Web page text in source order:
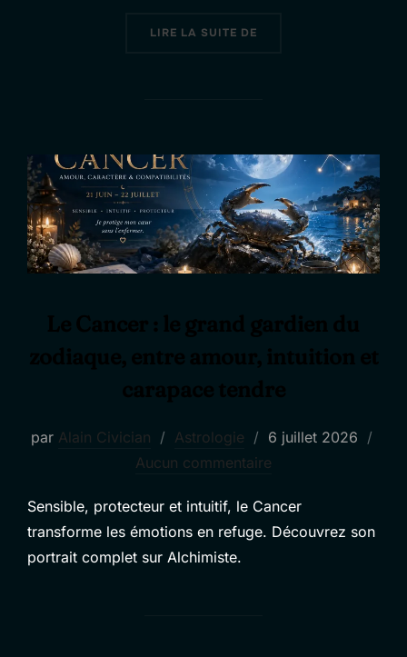
LIRE LA SUITE DE
par Alain Civician Astrologie
Publié
le
6 juillet 2026
Aucun commentaire
Sensible, protecteur et intuitif, le Cancer
transforme les émotions en refuge. Découvrez son
portrait complet sur Alchimiste.